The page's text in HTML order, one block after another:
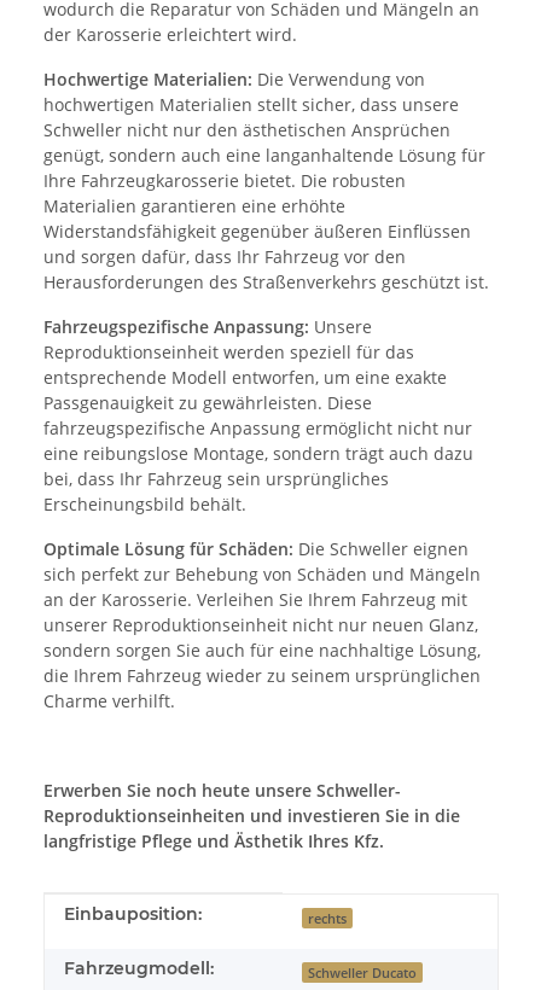
wodurch die Reparatur von Schäden und Mängeln an
der Karosserie erleichtert wird.
Hochwertige Materialien: Die Verwendung von
hochwertigen Materialien stellt sicher, dass unsere
Schweller nicht nur den ästhetischen Ansprüchen
genügt, sondern auch eine langanhaltende Lösung für
Ihre Fahrzeugkarosserie bietet. Die robusten
Materialien garantieren eine erhöhte
Widerstandsfähigkeit gegenüber äußeren Einflüssen
und sorgen dafür, dass Ihr Fahrzeug vor den
Herausforderungen des Straßenverkehrs geschützt ist.
Fahrzeugspezifische Anpassung: Unsere
Reproduktionseinheit werden speziell für das
entsprechende Modell entworfen, um eine exakte
Passgenauigkeit zu gewährleisten. Diese
fahrzeugspezifische Anpassung ermöglicht nicht nur
eine reibungslose Montage, sondern trägt auch dazu
bei, dass Ihr Fahrzeug sein ursprüngliches
Erscheinungsbild behält.
Optimale Lösung für Schäden: Die Schweller eignen
sich perfekt zur Behebung von Schäden und Mängeln
an der Karosserie. Verleihen Sie Ihrem Fahrzeug mit
unserer Reproduktionseinheit nicht nur neuen Glanz,
sondern sorgen Sie auch für eine nachhaltige Lösung,
die Ihrem Fahrzeug wieder zu seinem ursprünglichen
Charme verhilft.
Erwerben Sie noch heute unsere Schweller-
Reproduktionseinheiten und investieren Sie in die
langfristige Pflege und Ästhetik Ihres Kfz.
Produkteigenschaft
Wert
Einbauposition: rechts
Fahrzeugmodell: Schweller Ducato